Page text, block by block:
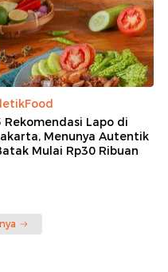
Rekomendasi Lapo di
Menunya Autentik
Mulai Rp30 Ribuan